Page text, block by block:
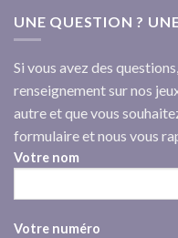
UNE QUESTION ?
Si vous avez des
renseignement sur nos
autre et que vous
formulaire et nous vous
Votre nom
Votre numéro